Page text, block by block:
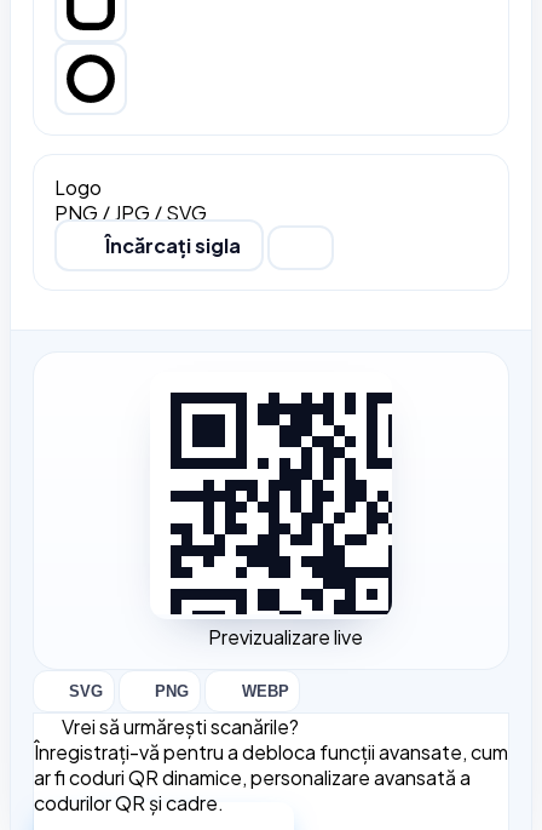
Logo
PNG / JPG / SVG
Încărcați sigla
Previzualizare live
SVG PNG WEBP
Vrei să urmărești scanările?
Înregistrați-vă pentru a debloca funcții avansate, cum
ar fi coduri QR dinamice, personalizare avansată a
codurilor QR și cadre.